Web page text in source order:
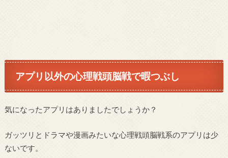
アプリ以外の心理戦頭脳戦で暇つぶし
気になったアプリはありましたでしょうか？
ガッツリとドラマや漫画みたいな心理戦頭脳戦系のアプリは少
ないです。